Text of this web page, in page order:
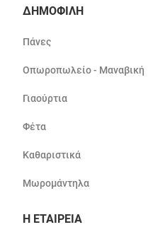
ΔΗΜΟΦΙΛΗ
Πάνες
Οπωροπωλείο - Μαναβική
Γιαούρτια
Φέτα
Καθαριστικά
Μωρομάντηλα
Η ΕΤΑΙΡΕΙΑ